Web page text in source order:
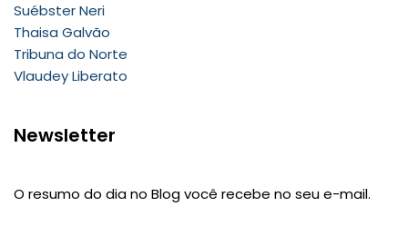
Suébster Neri
Thaisa Galvão
Tribuna do Norte
Vlaudey Liberato
Newsletter
O resumo do dia no Blog você recebe no seu e-mail.